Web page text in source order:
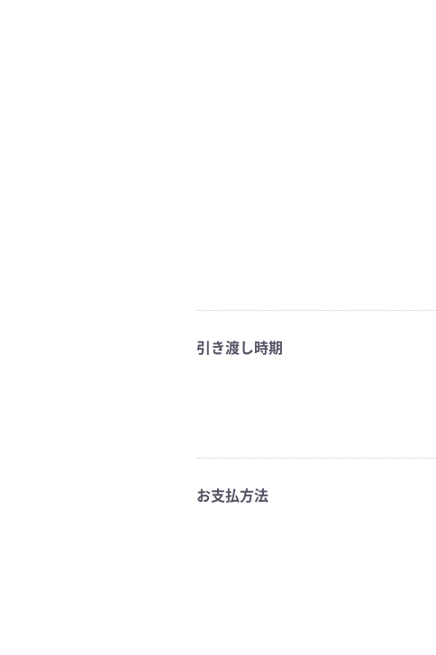
引き渡し時期
お支払方法